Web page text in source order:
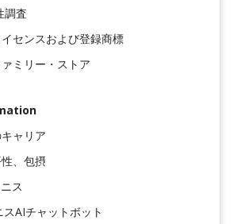
調査
センスおよび登録商標
ミリー・ストア
ャリア
、包摂
ス
スAIチャットボット